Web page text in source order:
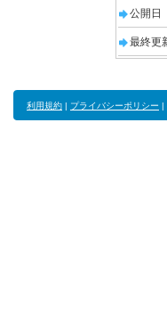
公開日
最終更
利用規約 | プライバシーポリシー |